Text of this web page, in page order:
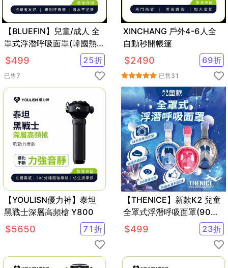
【BLUEFIN】兒童/成人 全
罩式浮潛呼吸面罩(韓國熱銷
浮潛 面罩 蛙鏡 游泳神器)
$499 25折
已售7
XINCHANG 戶外4-6人全
自動秒開帳篷
$2490 69折
已售31
【YOULISN優力神】泰坦
黑戰士深層高頻槍 Y800
$5650 71 折
【THENICE】新款K2 兒童
全罩式浮潛呼吸面罩(90天
保固)_游泳 潛水 泳具
$499 23折